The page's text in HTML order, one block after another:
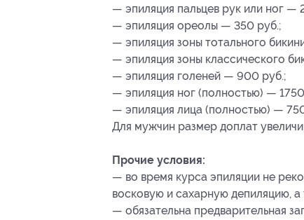
— эпиляция пальцев рук или ног —
— эпиляция ореолы — 350 руб.;
— эпиляция зоны тотального
— эпиляция зоны классического
— эпиляция голеней — 900 руб.;
— эпиляция ног (полностью) —
— эпиляция лица (полностью) —
Для мужчин размер доплат
Прочие условия:
— во время курса эпиляции не
восковую и сахарную депиляцию,
— обязательна предварительная